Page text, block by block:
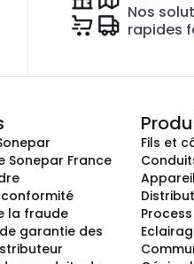
Nos
rapides
Sonepar France
la fraude
garantie des
Fils et